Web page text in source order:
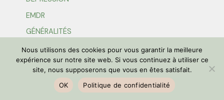
EMDR
GÉNÉRALITÉS
LES TCC
PSYCHOLOGIE
THÉRAPIE DE COUPLE
Nous utilisons des cookies pour vous garantir la meilleure
expérience sur notre site web. Si vous continuez à utiliser ce
site, nous supposerons que vous en êtes satisfait.
OK
Politique de confidentialité